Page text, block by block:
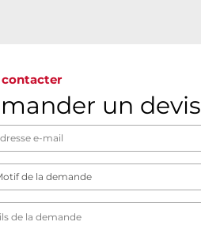
contacter
un devis